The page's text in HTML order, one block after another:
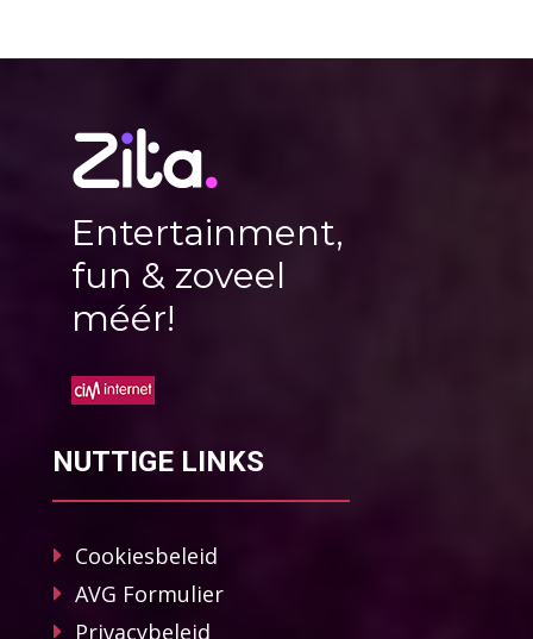
Entertainment,
fun & zoveel
méér!
NUTTIGE LINKS
Cookiesbeleid
AVG Formulier
Privacybeleid